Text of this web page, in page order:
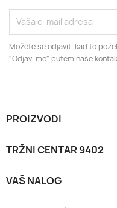
Možete se odjaviti kad to
"Odjavi me" putem naše
PROIZVODI
TRŽNI CENTAR 9402
VAŠ NALOG